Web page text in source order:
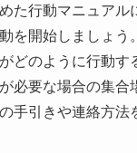
た行動マニュア
を開始しましょ
どのように行動
必要な場合の集
手引きや連絡方法